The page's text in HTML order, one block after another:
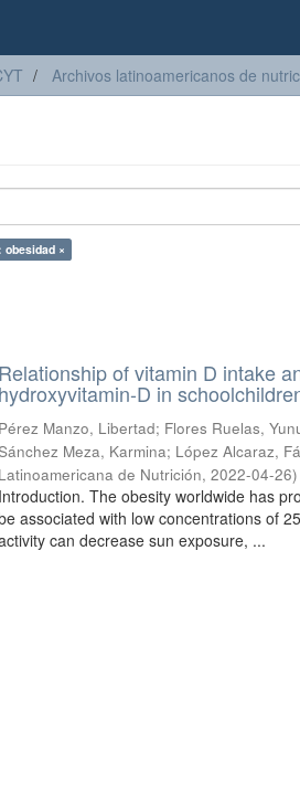
Archivos latinoamericanos de
obesidad ×
Relationship of vitamin D intake
hydroxyvitamin-D in
Pérez Manzo, Libertad; Flores Ruelas,
Meza, Karmina; López Alcaraz,
Latinoamericana de Nutrición,2022-04-26)
Introduction. The obesity worldwide has
associated with low concentrations of
can decrease sun exposure, ...